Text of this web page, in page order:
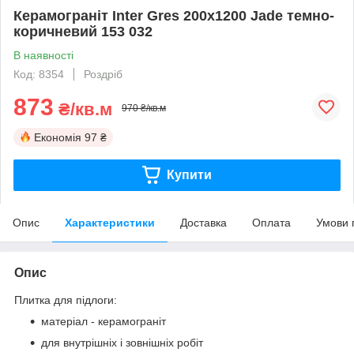
Керамограніт Inter Gres 200х1200 Jade темно-
коричневий 153 032
В наявності
Код: 8354
Роздріб
873 ₴/кв.м 970 ₴/кв.м
Економія 97 ₴
Купити
Опис Характеристики Доставка Оплата Умови
Опис
Плитка для підлоги:
матеріал - керамограніт
для внутрішніх і зовнішніх робіт